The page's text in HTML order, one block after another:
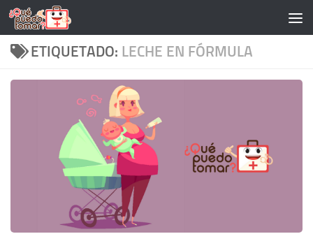
Saltar al contenido
ETIQUETADO: LECHE EN FÓRMULA